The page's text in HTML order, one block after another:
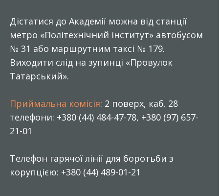
Дістатися до Академії можна від станції
метро «Політехнічний інститут» автобусом
№ 31 або маршрутним таксі № 179.
Виходити слід на зупинці «Провулок
Татарський».
Приймальна комісія: 2 поверх, каб. 28
телефони: +380 (44) 484-47-78, +380 (97) 657-
21-01
Телефон гарячої лінії для боротьби з
корупцією: +380 (44) 489-01-21